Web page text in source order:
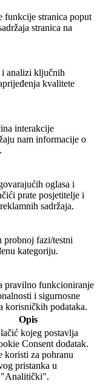
funkcije stranica poput
stranica na
analizi ključnih
kvalitete
interakcije
nam informacije o
oglasa i
prate posjetitelje i
sadržaja.
probnoj fazi/testni
kategoriju.
pravilno funkcioniranje
i sigurnosne
korisničkih podataka.
Opis
kojeg postavlja
Consent dodatak.
koristi za pohranu
pristanka u